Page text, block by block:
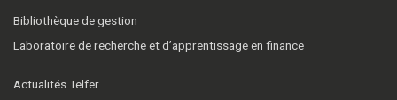
Bibliothèque de gestion
Laboratoire de recherche et d’apprentissage en finance
Actualités Telfer